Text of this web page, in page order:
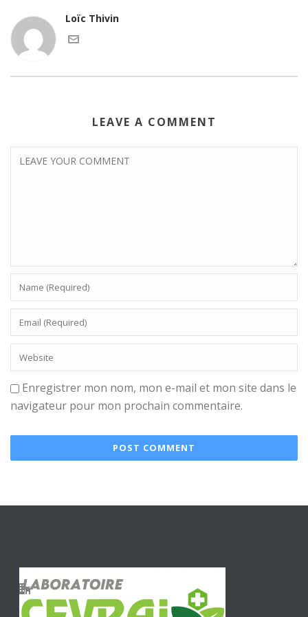
Loïc Thivin
LEAVE A COMMENT
Enregistrer mon nom, mon e-mail et mon site dans le
navigateur pour mon prochain commentaire.